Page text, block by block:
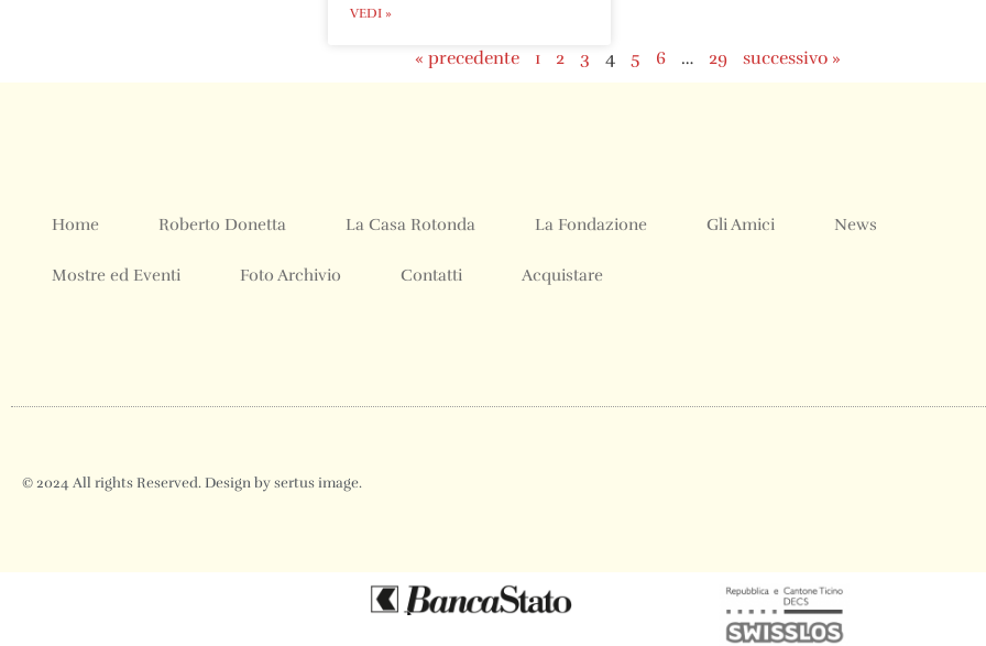
VEDI »
« precedente 1 2 3 4 5 6 … 29 successivo »
Home Roberto Donetta La Casa Rotonda La Fondazione Gli Amici News
Mostre ed Eventi Foto Archivio Contatti Acquistare
© 2024 All rights Reserved. Design by sertus image.